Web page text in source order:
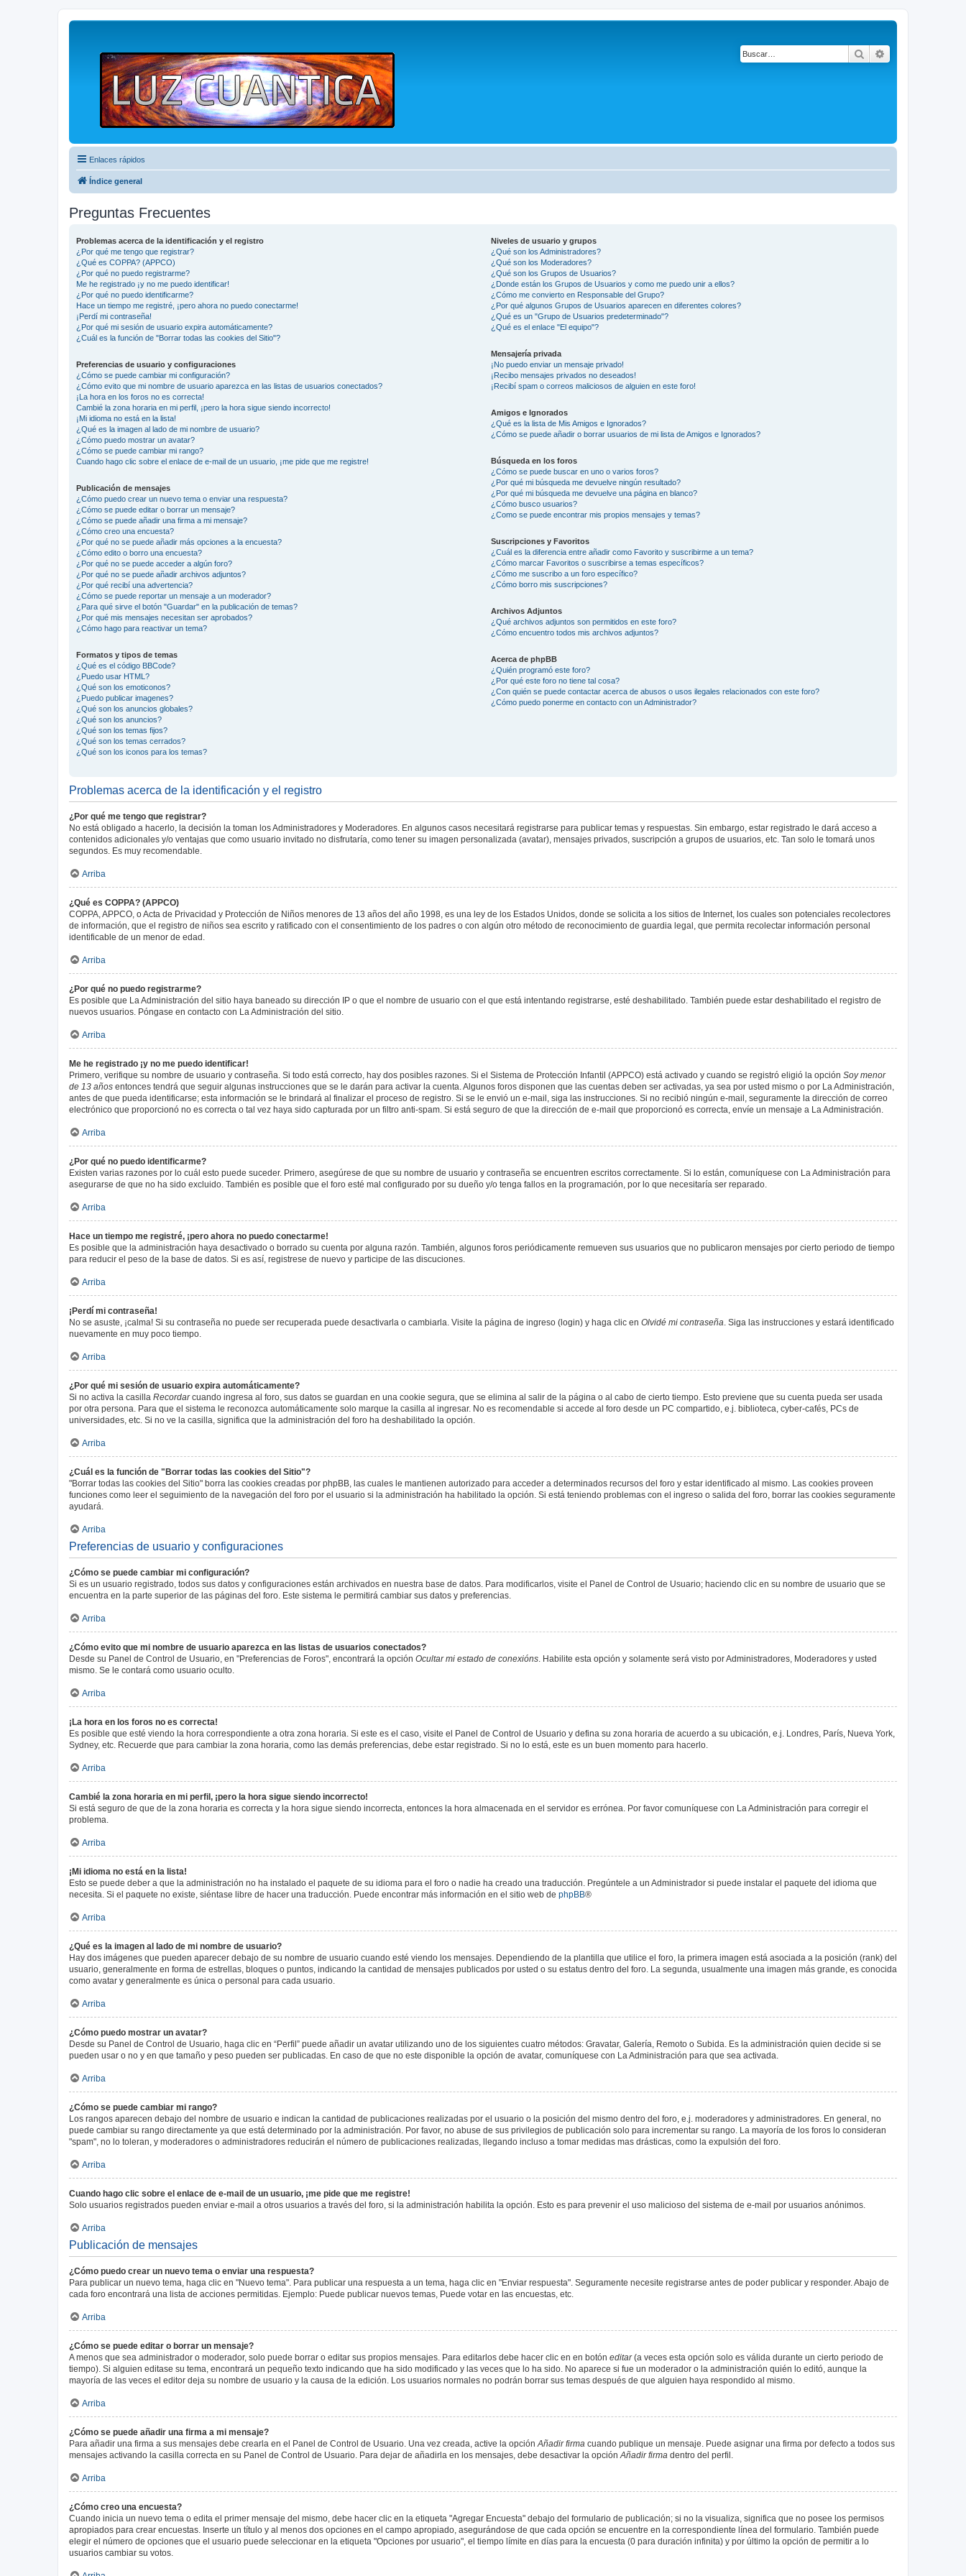
Buscar
Enlaces rápidos
Índice general
Preguntas Frecuentes
Problemas acerca de la identificación y el registro
¿Por qué me tengo que registrar?
¿Qué es COPPA? (APPCO)
¿Por qué no puedo registrarme?
Me he registrado ¡y no me puedo identificar!
¿Por qué no puedo identificarme?
Hace un tiempo me registré, ¡pero ahora no puedo conectarme!
¡Perdí mi contraseña!
¿Por qué mi sesión de usuario expira automáticamente?
¿Cuál es la función de "Borrar todas las cookies del Sitio"?
Preferencias de usuario y configuraciones
¿Cómo se puede cambiar mi configuración?
¿Cómo evito que mi nombre de usuario aparezca en las listas de usuarios conectados?
¡La hora en los foros no es correcta!
Cambié la zona horaria en mi perfil, ¡pero la hora sigue siendo incorrecto!
¡Mi idioma no está en la lista!
¿Qué es la imagen al lado de mi nombre de usuario?
¿Cómo puedo mostrar un avatar?
¿Cómo se puede cambiar mi rango?
Cuando hago clic sobre el enlace de e-mail de un usuario, ¡me pide que me registre!
Publicación de mensajes
¿Cómo puedo crear un nuevo tema o enviar una respuesta?
¿Cómo se puede editar o borrar un mensaje?
¿Cómo se puede añadir una firma a mi mensaje?
¿Cómo creo una encuesta?
¿Por qué no se puede añadir más opciones a la encuesta?
¿Cómo edito o borro una encuesta?
¿Por qué no se puede acceder a algún foro?
¿Por qué no se puede añadir archivos adjuntos?
¿Por qué recibí una advertencia?
¿Cómo se puede reportar un mensaje a un moderador?
¿Para qué sirve el botón "Guardar" en la publicación de temas?
¿Por qué mis mensajes necesitan ser aprobados?
¿Cómo hago para reactivar un tema?
Formatos y tipos de temas
¿Qué es el código BBCode?
¿Puedo usar HTML?
¿Qué son los emoticonos?
¿Puedo publicar imagenes?
¿Qué son los anuncios globales?
¿Qué son los anuncios?
¿Qué son los temas fijos?
¿Qué son los temas cerrados?
¿Qué son los iconos para los temas?
Niveles de usuario y grupos
¿Qué son los Administradores?
¿Qué son los Moderadores?
¿Qué son los Grupos de Usuarios?
¿Donde están los Grupos de Usuarios y como me puedo unir a ellos?
¿Cómo me convierto en Responsable del Grupo?
¿Por qué algunos Grupos de Usuarios aparecen en diferentes colores?
¿Qué es un "Grupo de Usuarios predeterminado"?
¿Qué es el enlace "El equipo"?
Mensajería privada
¡No puedo enviar un mensaje privado!
¡Recibo mensajes privados no deseados!
¡Recibí spam o correos maliciosos de alguien en este foro!
Amigos e Ignorados
¿Qué es la lista de Mis Amigos e Ignorados?
¿Cómo se puede añadir o borrar usuarios de mi lista de Amigos e Ignorados?
Búsqueda en los foros
¿Cómo se puede buscar en uno o varios foros?
¿Por qué mi búsqueda me devuelve ningún resultado?
¿Por qué mi búsqueda me devuelve una página en blanco?
¿Cómo busco usuarios?
¿Como se puede encontrar mis propios mensajes y temas?
Suscripciones y Favoritos
¿Cuál es la diferencia entre añadir como Favorito y suscribirme a un tema?
¿Cómo marcar Favoritos o suscribirse a temas específicos?
¿Cómo me suscribo a un foro específico?
¿Cómo borro mis suscripciones?
Archivos Adjuntos
¿Qué archivos adjuntos son permitidos en este foro?
¿Cómo encuentro todos mis archivos adjuntos?
Acerca de phpBB
¿Quién programó este foro?
¿Por qué este foro no tiene tal cosa?
¿Con quién se puede contactar acerca de abusos o usos ilegales relacionados con este foro?
¿Cómo puedo ponerme en contacto con un Administrador?
Problemas acerca de la identificación y el registro
¿Por qué me tengo que registrar?
No está obligado a hacerlo, la decisión la toman los Administradores y Moderadores. En algunos casos necesitará registrarse para publicar temas y respuestas. Sin embargo, estar registrado le dará acceso a
contenidos adicionales y/o ventajas que como usuario invitado no disfrutaría, como tener su imagen personalizada (avatar), mensajes privados, suscripción a grupos de usuarios, etc. Tan solo le tomará unos
segundos. Es muy recomendable.
Arriba
¿Qué es COPPA? (APPCO)
COPPA, APPCO, o Acta de Privacidad y Protección de Niños menores de 13 años del año 1998, es una ley de los Estados Unidos, donde se solicita a los sitios de Internet, los cuales son potenciales recolectores
de información, que el registro de niños sea escrito y ratificado con el consentimiento de los padres o con algún otro método de reconocimiento de guardia legal, que permita recolectar información personal
identificable de un menor de edad.
Arriba
¿Por qué no puedo registrarme?
Es posible que La Administración del sitio haya baneado su dirección IP o que el nombre de usuario con el que está intentando registrarse, esté deshabilitado. También puede estar deshabilitado el registro de
nuevos usuarios. Póngase en contacto con La Administración del sitio.
Arriba
Me he registrado ¡y no me puedo identificar!
Primero, verifique su nombre de usuario y contraseña. Si todo está correcto, hay dos posibles razones. Si el Sistema de Protección Infantil (APPCO) está activado y cuando se registró eligió la opción Soy menor
de 13 años entonces tendrá que seguir algunas instrucciones que se le darán para activar la cuenta. Algunos foros disponen que las cuentas deben ser activadas, ya sea por usted mismo o por La Administración,
antes de que pueda identificarse; esta información se le brindará al finalizar el proceso de registro. Si se le envió un e-mail, siga las instrucciones. Si no recibió ningún e-mail, seguramente la dirección de correo
electrónico que proporcionó no es correcta o tal vez haya sido capturada por un filtro anti-spam. Si está seguro de que la dirección de e-mail que proporcionó es correcta, envíe un mensaje a La Administración.
Arriba
¿Por qué no puedo identificarme?
Existen varias razones por lo cuál esto puede suceder. Primero, asegúrese de que su nombre de usuario y contraseña se encuentren escritos correctamente. Si lo están, comuníquese con La Administración para
asegurarse de que no ha sido excluido. También es posible que el foro esté mal configurado por su dueño y/o tenga fallos en la programación, por lo que necesitaría ser reparado.
Arriba
Hace un tiempo me registré, ¡pero ahora no puedo conectarme!
Es posible que la administración haya desactivado o borrado su cuenta por alguna razón. También, algunos foros periódicamente remueven sus usuarios que no publicaron mensajes por cierto periodo de tiempo
para reducir el peso de la base de datos. Si es así, registrese de nuevo y participe de las discuciones.
Arriba
¡Perdí mi contraseña!
No se asuste, ¡calma! Si su contraseña no puede ser recuperada puede desactivarla o cambiarla. Visite la página de ingreso (login) y haga clic en Olvidé mi contraseña. Siga las instrucciones y estará identificado
nuevamente en muy poco tiempo.
Arriba
¿Por qué mi sesión de usuario expira automáticamente?
Si no activa la casilla Recordarcuando ingresa al foro, sus datos se guardan en una cookie segura, que se elimina al salir de la página o al cabo de cierto tiempo. Esto previene que su cuenta pueda ser usada
por otra persona. Para que el sistema le reconozca automáticamente solo marque la casilla al ingresar. No es recomendable si accede al foro desde un PC compartido, e.j. biblioteca, cyber-cafés, PCs de
universidades, etc. Si no ve la casilla, significa que la administración del foro ha deshabilitado la opción.
Arriba
¿Cuál es la función de "Borrar todas las cookies del Sitio"?
"Borrar todas las cookies del Sitio" borra las cookies creadas por phpBB, las cuales le mantienen autorizado para acceder a determinados recursos del foro y estar identificado al mismo. Las cookies proveen
funciones como leer el seguimiento de la navegación del foro por el usuario si la administración ha habilitado la opción. Si está teniendo problemas con el ingreso o salida del foro, borrar las cookies seguramente
ayudará.
Arriba
Preferencias de usuario y configuraciones
¿Cómo se puede cambiar mi configuración?
Si es un usuario registrado, todos sus datos y configuraciones están archivados en nuestra base de datos. Para modificarlos, visite el Panel de Control de Usuario; haciendo clic en su nombre de usuario que se
encuentra en la parte superior de las páginas del foro. Este sistema le permitirá cambiar sus datos y preferencias.
Arriba
¿Cómo evito que mi nombre de usuario aparezca en las listas de usuarios conectados?
Desde su Panel de Control de Usuario, en "Preferencias de Foros", encontrará la opción Ocultar mi estado de conexións. Habilite esta opción y solamente será visto por Administradores, Moderadores y usted
mismo. Se le contará como usuario oculto.
Arriba
¡La hora en los foros no es correcta!
Es posible que esté viendo la hora correspondiente a otra zona horaria. Si este es el caso, visite el Panel de Control de Usuario y defina su zona horaria de acuerdo a su ubicación, e.j. Londres, París, Nueva York,
Sydney, etc. Recuerde que para cambiar la zona horaria, como las demás preferencias, debe estar registrado. Si no lo está, este es un buen momento para hacerlo.
Arriba
Cambié la zona horaria en mi perfil, ¡pero la hora sigue siendo incorrecto!
Si está seguro de que de la zona horaria es correcta y la hora sigue siendo incorrecta, entonces la hora almacenada en el servidor es errónea. Por favor comuníquese con La Administración para corregir el
problema.
Arriba
¡Mi idioma no está en la lista!
Esto se puede deber a que la administración no ha instalado el paquete de su idioma para el foro o nadie ha creado una traducción. Pregúntele a un Administrador si puede instalar el paquete del idioma que
necesita. Si el paquete no existe, siéntase libre de hacer una traducción. Puede encontrar más información en el sitio web de phpBB®
Arriba
¿Qué es la imagen al lado de mi nombre de usuario?
Hay dos imágenes que pueden aparecer debajo de su nombre de usuario cuando esté viendo los mensajes. Dependiendo de la plantilla que utilice el foro, la primera imagen está asociada a la posición (rank) del
usuario, generalmente en forma de estrellas, bloques o puntos, indicando la cantidad de mensajes publicados por usted o su estatus dentro del foro. La segunda, usualmente una imagen más grande, es conocida
como avatar y generalmente es única o personal para cada usuario.
Arriba
¿Cómo puedo mostrar un avatar?
Desde su Panel de Control de Usuario, haga clic en “Perfil” puede añadir un avatar utilizando uno de los siguientes cuatro métodos: Gravatar, Galería, Remoto o Subida. Es la administración quien decide si se
pueden usar o no y en que tamaño y peso pueden ser publicadas. En caso de que no este disponible la opción de avatar, comuníquese con La Administración para que sea activada.
Arriba
¿Cómo se puede cambiar mi rango?
Los rangos aparecen debajo del nombre de usuario e indican la cantidad de publicaciones realizadas por el usuario o la posición del mismo dentro del foro, e.j. moderadores y administradores. En general, no
puede cambiar su rango directamente ya que está determinado por la administración. Por favor, no abuse de sus privilegios de publicación solo para incrementar su rango. La mayoría de los foros lo consideran
"spam", no lo toleran, y moderadores o administradores reducirán el número de publicaciones realizadas, llegando incluso a tomar medidas mas drásticas, como la expulsión del foro.
Arriba
Cuando hago clic sobre el enlace de e-mail de un usuario, ¡me pide que me registre!
Solo usuarios registrados pueden enviar e-mail a otros usuarios a través del foro, si la administración habilita la opción. Esto es para prevenir el uso malicioso del sistema de e-mail por usuarios anónimos.
Arriba
Publicación de mensajes
¿Cómo puedo crear un nuevo tema o enviar una respuesta?
Para publicar un nuevo tema, haga clic en "Nuevo tema". Para publicar una respuesta a un tema, haga clic en "Enviar respuesta". Seguramente necesite registrarse antes de poder publicar y responder. Abajo de
cada foro encontrará una lista de acciones permitidas. Ejemplo: Puede publicar nuevos temas, Puede votar en las encuestas, etc.
Arriba
¿Cómo se puede editar o borrar un mensaje?
A menos que sea administrador o moderador, solo puede borrar o editar sus propios mensajes. Para editarlos debe hacer clic en en botón editar(a veces esta opción solo es válida durante un cierto periodo de
tiempo). Si alguien editase su tema, encontrará un pequeño texto indicando que ha sido modificado y las veces que lo ha sido. No aparece si fue un moderador o la administración quién lo editó, aunque la
mayoría de las veces el editor deja su nombre de usuario y la causa de la edición. Los usuarios normales no podrán borrar sus temas después de que alguien haya respondido al mismo.
Arriba
¿Cómo se puede añadir una firma a mi mensaje?
Para añadir una firma a sus mensajes debe crearla en el Panel de Control de Usuario. Una vez creada, active la opciónAñadir firma cuando publique un mensaje. Puede asignar una firma por defecto a todos sus
mensajes activando la casilla correcta en su Panel de Control de Usuario. Para dejar de añadirla en los mensajes, debe desactivar la opciónAñadir firma dentro del perfil.
Arriba
¿Cómo creo una encuesta?
Cuando inicia un nuevo tema o edita el primer mensaje del mismo, debe hacer clic en la etiqueta "Agregar Encuesta" debajo del formulario de publicación; si no la visualiza, significa que no posee los permisos
apropiados para crear encuestas. Inserte un título y al menos dos opciones en el campo apropiado, asegurándose de que cada opción se encuentre en la correspondiente línea del formulario. También puede
elegir el número de opciones que el usuario puede seleccionar en la etiqueta "Opciones por usuario", el tiempo límite en días para la encuesta (0 para duración infinita) y por último la opción de permitir a lo
usuarios cambiar su votos.